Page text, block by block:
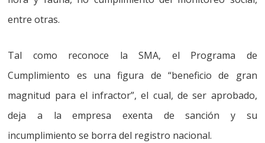
entre otras.
Tal como reconoce la SMA, el Programa de
Cumplimiento es una figura de “beneficio de gran
magnitud para el infractor”, el cual, de ser aprobado,
deja a la empresa exenta de sanción y su
incumplimiento se borra del registro nacional.